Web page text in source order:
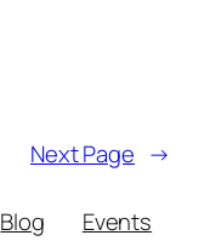
Next Page →
Blog
Events